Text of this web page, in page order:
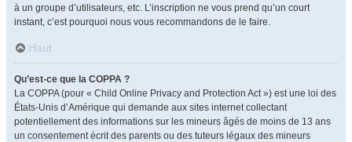
à un groupe d’utilisateurs, etc. L’inscription ne vous prend qu’un court
instant, c’est pourquoi nous vous recommandons de le faire.
Haut
Qu’est-ce que la COPPA ?
La COPPA (pour « Child Online Privacy and Protection Act ») est une loi des
États-Unis d’Amérique qui demande aux sites internet collectant
potentiellement des informations sur les mineurs âgés de moins de 13 ans
un consentement écrit des parents ou des tuteurs légaux des mineurs